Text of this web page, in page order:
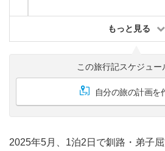
もっと見る
この旅行記スケジュー
自分の旅の計画を
2025年5月、1泊2日で釧路・弟子